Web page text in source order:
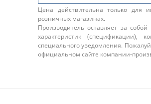
Цена действительна только для
розничных магазинах.
Производитель оставляет за
характеристик (спецификации),
специального уведомления.
официальном сайте компании-